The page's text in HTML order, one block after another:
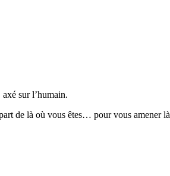
sur l’humain.
de là où vous êtes… pour vous amener